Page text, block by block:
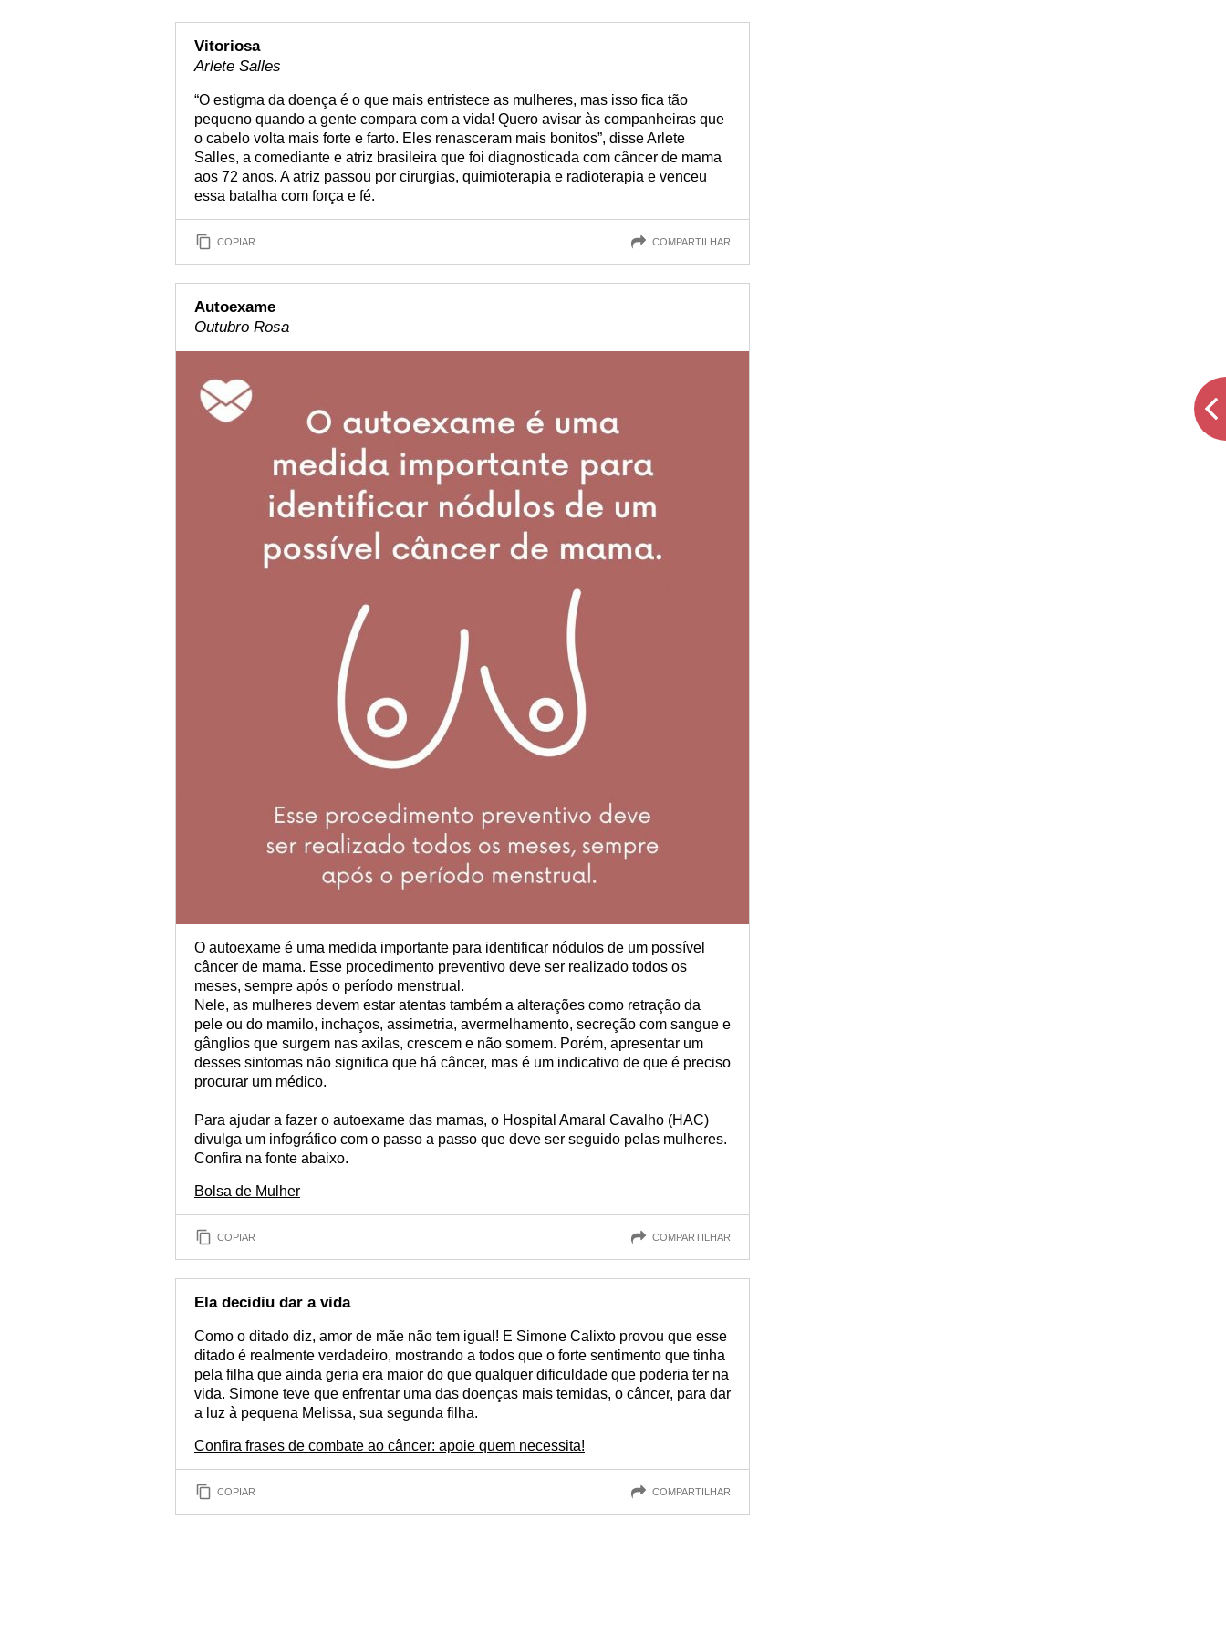
Vitoriosa
Arlete Salles
“O estigma da doença é o que mais entristece as mulheres, mas isso fica tão
pequeno quando a gente compara com a vida! Quero avisar às companheiras que
o cabelo volta mais forte e farto. Eles renasceram mais bonitos”, disse Arlete
Salles, a comediante e atriz brasileira que foi diagnosticada com câncer de mama
aos 72 anos. A atriz passou por cirurgias, quimioterapia e radioterapia e venceu
essa batalha com força e fé.
COPIAR COMPARTILHAR
Autoexame
Outubro Rosa
O autoexame é uma medida importante para identificar nódulos de um possível
câncer de mama. Esse procedimento preventivo deve ser realizado todos os
meses, sempre após o período menstrual.
Nele, as mulheres devem estar atentas também a alterações como retração da
pele ou do mamilo, inchaços, assimetria, avermelhamento, secreção com sangue e
gânglios que surgem nas axilas, crescem e não somem. Porém, apresentar um
desses sintomas não significa que há câncer, mas é um indicativo de que é preciso
procurar um médico.
Para ajudar a fazer o autoexame das mamas, o Hospital Amaral Cavalho (HAC)
divulga um infográfico com o passo a passo que deve ser seguido pelas mulheres.
Confira na fonte abaixo.
Bolsa de Mulher
COPIAR COMPARTILHAR
Ela decidiu dar a vida
Como o ditado diz, amor de mãe não tem igual! E Simone Calixto provou que esse
ditado é realmente verdadeiro, mostrando a todos que o forte sentimento que tinha
pela filha que ainda geria era maior do que qualquer dificuldade que poderia ter na
vida. Simone teve que enfrentar uma das doenças mais temidas, o câncer, para dar
a luz à pequena Melissa, sua segunda filha.
Confira frases de combate ao câncer: apoie quem necessita!
COPIAR COMPARTILHAR